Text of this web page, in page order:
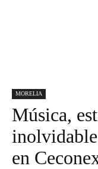
MORELIA
Música,
en